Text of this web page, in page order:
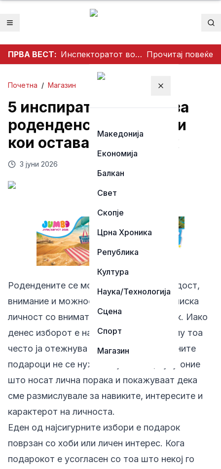
Отвори мени
ПРВА ВЕСТ: Инспекторатот во акција: Се ослободуваат тротоарите во Тетово Прочитај повеќе
Затвори мени
Македонија
Економија
Балкан
Свет
Скопје
Црна Хроника
Република
Култура
Наука/Технологија
Сцена
Спорт
Магазин
Почетна / Магазин
5 инспиративни идеи за
роденденски подароци
кои оставаат впечаток
3 јуни 2026
Родендените се моменти кои носат радост,
внимание и можност да се израдува блиска
личност со внимателно избран подарок. Иако
денес изборот е навистина голем, токму тоа
често ја отежнува одлуката. Најуспешните
подароци не се нужно најскапите, туку оние
што носат лична порака и покажуваат дека
сме размислувале за навиките, интересите и
карактерот на личноста.
Еден од најсигурните избори е подарок
поврзан со хоби или личен интерес. Кога
подарокот е усогласен со тоа што некој го